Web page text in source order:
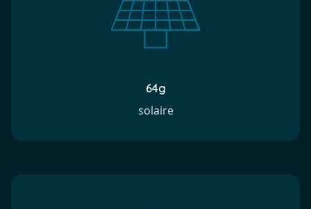
64g
solaire